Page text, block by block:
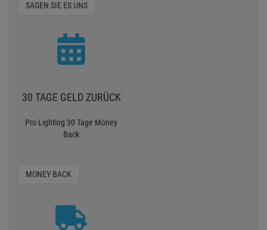
SAGEN SIE ES UNS
30 TAGE GELD ZURÜCK
Pro Lighting 30 Tage Money
Back
MONEY BACK